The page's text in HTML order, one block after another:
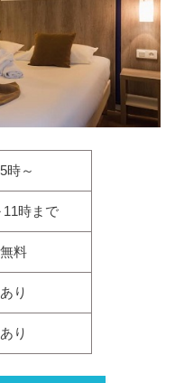
時～
11時まで
無料
あり
あり